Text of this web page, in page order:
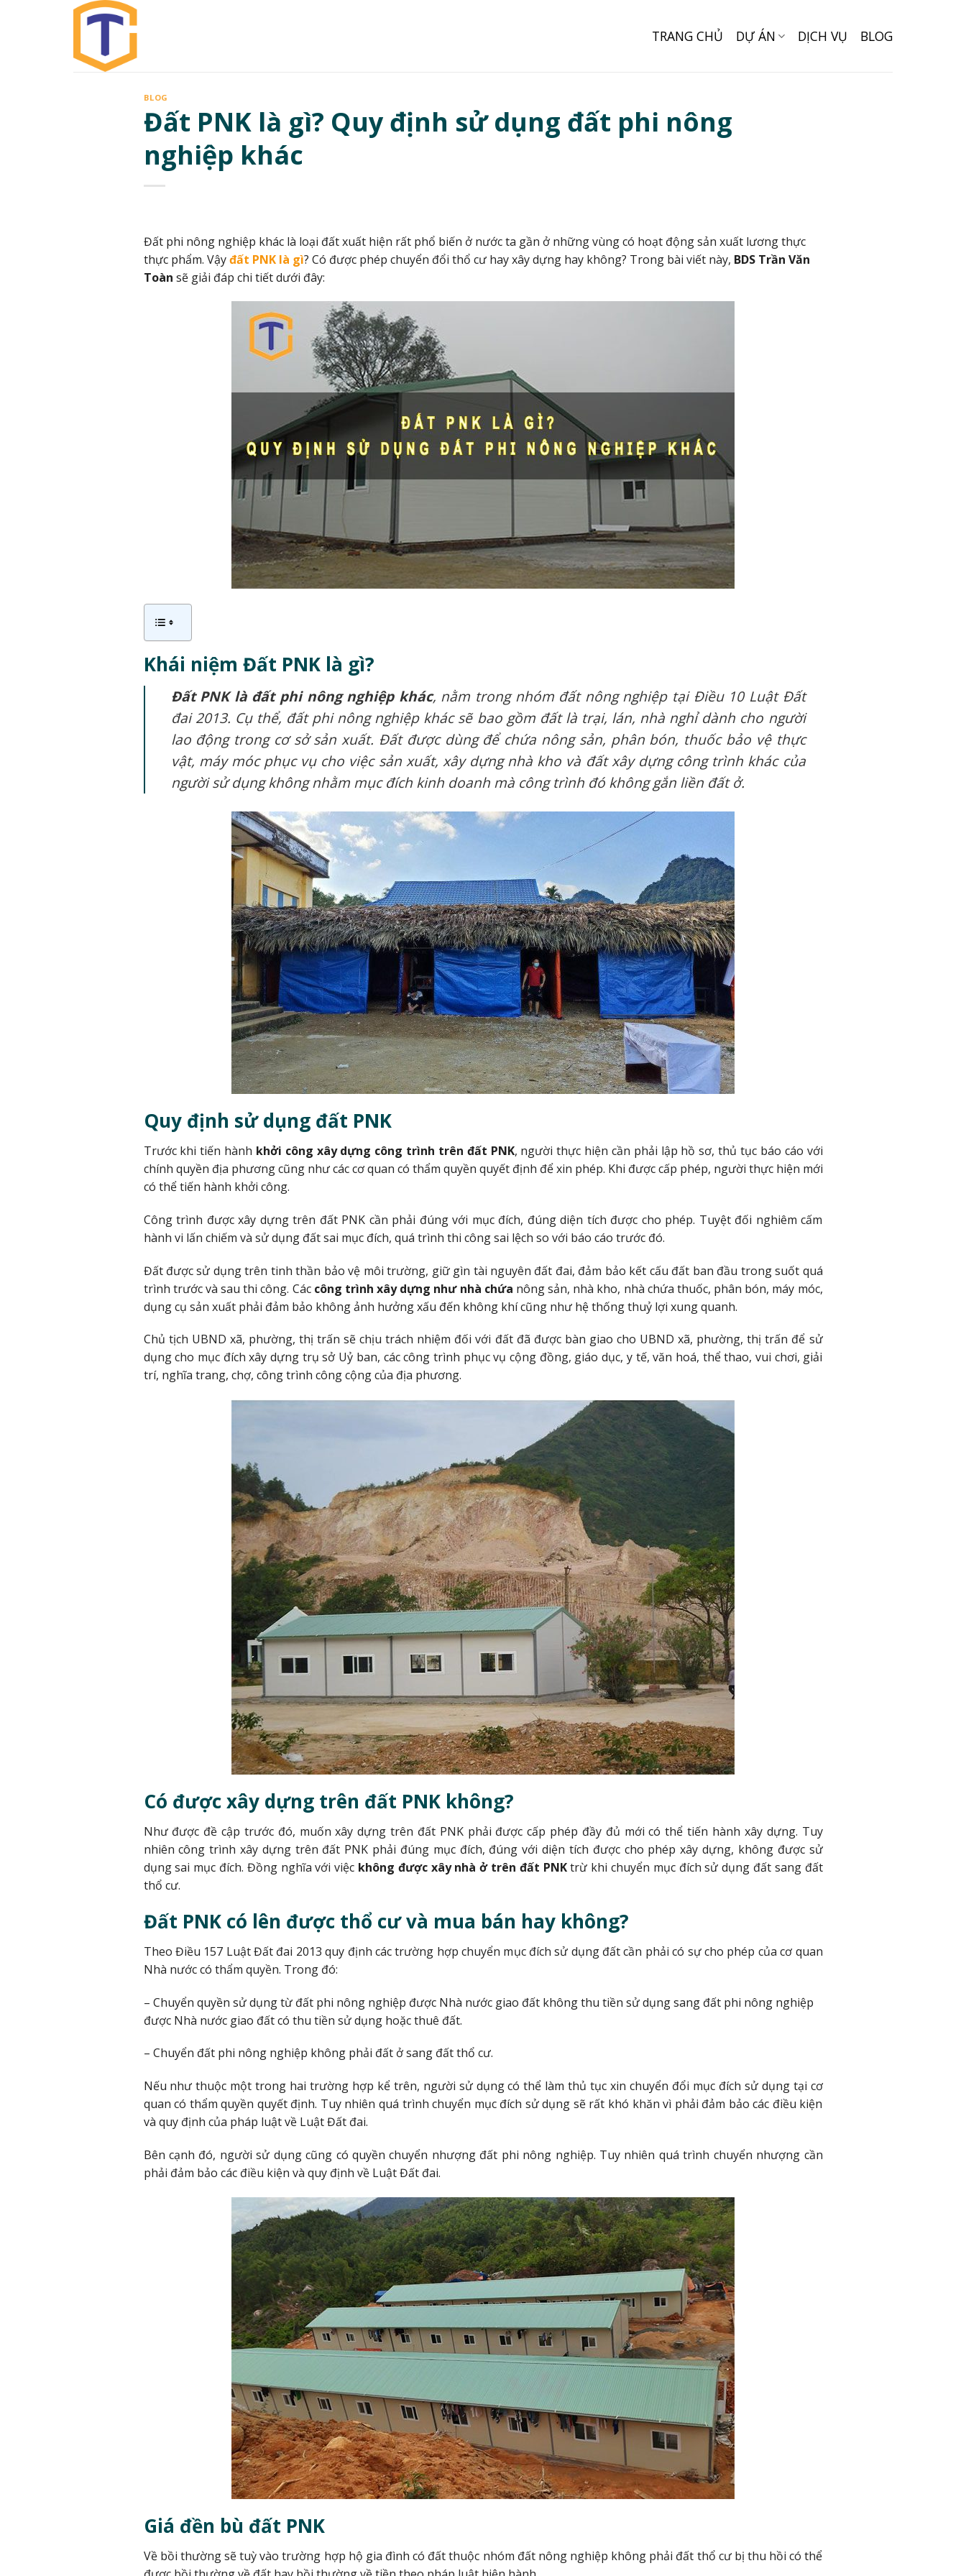
TRANG CHỦ DỰ ÁN DỊCH VỤ BLOG
BLOG
Đất PNK là gì? Quy định sử dụng đất phi nông
nghiệp khác
Đất phi nông nghiệp khác là loại đất xuất hiện rất phổ biến ở nước ta gần ở những vùng có hoạt động sản xuất lương thực
thực phẩm. Vậyđất PNK là gì? Có được phép chuyển đổi thổ cư hay xây dựng hay không? Trong bài viết này, BDS Trần Văn
Toàn sẽ giải đáp chi tiết dưới đây:
Khái niệm Đất PNK là gì?
Đất PNK là đất phi nông nghiệp khác, nằm trong nhóm đất nông nghiệp tại Điều 10 Luật Đất
đai 2013. Cụ thể, đất phi nông nghiệp khác sẽ bao gồm đất là trại, lán, nhà nghỉ dành cho người
lao động trong cơ sở sản xuất. Đất được dùng để chứa nông sản, phân bón, thuốc bảo vệ thực
vật, máy móc phục vụ cho việc sản xuất, xây dựng nhà kho và đất xây dựng công trình khác của
người sử dụng không nhằm mục đích kinh doanh mà công trình đó không gắn liền đất ở.
Quy định sử dụng đất PNK
Trước khi tiến hành khởi công xây dựng công trình trên đất PNK, người thực hiện cần phải lập hồ sơ, thủ tục báo cáo với
chính quyền địa phương cũng như các cơ quan có thẩm quyền quyết định để xin phép. Khi được cấp phép, người thực hiện mới
có thể tiến hành khởi công.
Công trình được xây dựng trên đất PNK cần phải đúng với mục đích, đúng diện tích được cho phép. Tuyệt đối nghiêm cấm
hành vi lấn chiếm và sử dụng đất sai mục đích, quá trình thi công sai lệch so với báo cáo trước đó.
Đất được sử dụng trên tinh thần bảo vệ môi trường, giữ gìn tài nguyên đất đai, đảm bảo kết cấu đất ban đầu trong suốt quá
trình trước và sau thi công. Các công trình xây dựng như nhà chứa nông sản, nhà kho, nhà chứa thuốc, phân bón, máy móc,
dụng cụ sản xuất phải đảm bảo không ảnh hưởng xấu đến không khí cũng như hệ thống thuỷ lợi xung quanh.
Chủ tịch UBND xã, phường, thị trấn sẽ chịu trách nhiệm đối với đất đã được bàn giao cho UBND xã, phường, thị trấn để sử
dụng cho mục đích xây dựng trụ sở Uỷ ban, các công trình phục vụ cộng đồng, giáo dục, y tế, văn hoá, thể thao, vui chơi, giải
trí, nghĩa trang, chợ, công trình công cộng của địa phương.
Có được xây dựng trên đất PNK không?
Như được đề cập trước đó, muốn xây dựng trên đất PNK phải được cấp phép đầy đủ mới có thể tiến hành xây dựng. Tuy
nhiên công trình xây dựng trên đất PNK phải đúng mục đích, đúng với diện tích được cho phép xây dựng, không được sử
dụng sai mục đích. Đồng nghĩa với việc không được xây nhà ở trên đất PNKtrừ khi chuyển mục đích sử dụng đất sang đất
thổ cư.
Đất PNK có lên được thổ cư và mua bán hay không?
Theo Điều 157 Luật Đất đai 2013 quy định các trường hợp chuyển mục đích sử dụng đất cần phải có sự cho phép của cơ quan
Nhà nước có thẩm quyền. Trong đó:
– Chuyển quyền sử dụng từ đất phi nông nghiệp được Nhà nước giao đất không thu tiền sử dụng sang đất phi nông nghiệp
được Nhà nước giao đất có thu tiền sử dụng hoặc thuê đất.
– Chuyển đất phi nông nghiệp không phải đất ở sang đất thổ cư.
Nếu như thuộc một trong hai trường hợp kể trên, người sử dụng có thể làm thủ tục xin chuyển đổi mục đích sử dụng tại cơ
quan có thẩm quyền quyết định. Tuy nhiên quá trình chuyển mục đích sử dụng sẽ rất khó khăn vì phải đảm bảo các điều kiện
và quy định của pháp luật về Luật Đất đai.
Bên cạnh đó, người sử dụng cũng có quyền chuyển nhượng đất phi nông nghiệp. Tuy nhiên quá trình chuyển nhượng cần
phải đảm bảo các điều kiện và quy định về Luật Đất đai.
Giá đền bù đất PNK
Về bồi thường sẽ tuỳ vào trường hợp hộ gia đình có đất thuộc nhóm đất nông nghiệp không phải đất thổ cư bị thu hồi có thể